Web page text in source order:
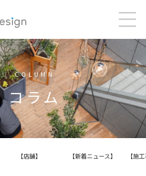
COLUMN
コラム
【店舗】 【新着ニュース】 【施